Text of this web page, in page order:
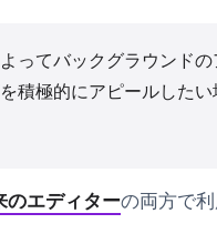
ってバックグラウンドの
積極的にアピールした
のエディターの両方で利